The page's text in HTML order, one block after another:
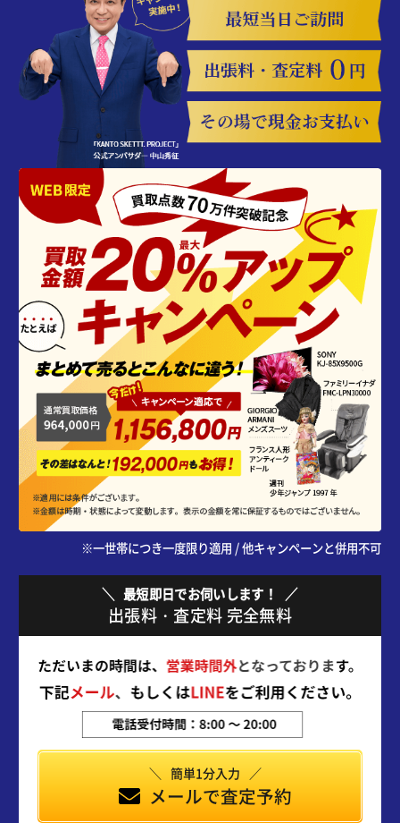
※一世帯につき一度限り適用 / 他キャンペーンと併用不可
最短即日でお伺いします！
出張料・査定料 完全無料
簡単1分入力
メールで査定予約